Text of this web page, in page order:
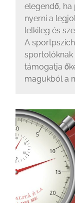
elegendő, ha
nyerni a
lelkileg és
A
sportolóknak
támogatja
magukból a